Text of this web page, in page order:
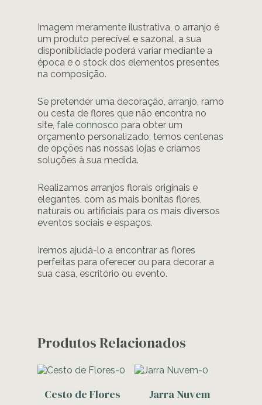
Imagem meramente ilustrativa, o arranjo é
um produto perecível e sazonal, a sua
disponibilidade poderá variar mediante a
época e o stock dos elementos presentes
na composição.
Se pretender uma decoração, arranjo, ramo
ou cesta de flores que não encontra no
site, fale connosco para obter um
orçamento personalizado, temos centenas
de opções nas nossas lojas e criamos
soluções à sua medida.
Realizamos arranjos florais originais e
elegantes, com as mais bonitas flores,
naturais ou artificiais para os mais diversos
eventos sociais e espaços.
Iremos ajudá-lo a encontrar as flores
perfeitas para oferecer ou para decorar a
sua casa, escritório ou evento.
Produtos Relacionados
Cesto de Flores Jarra Nuvem